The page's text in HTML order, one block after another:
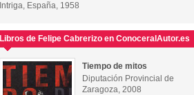
Intriga, España, 1958
Libros de Felipe Cabrerizo en ConoceralAutor.es
Tiempo de mitos
Diputación Provincial de
Zaragoza, 2008